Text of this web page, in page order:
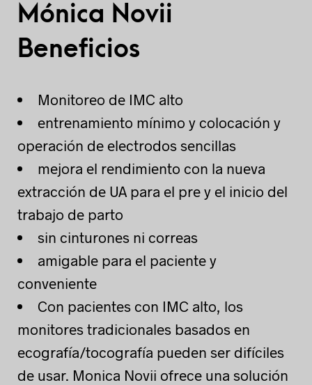
Mónica Novii
Beneficios
Monitoreo de IMC alto
entrenamiento mínimo y colocación y
operación de electrodos sencillas
mejora el rendimiento con la nueva
extracción de UA para el pre y el inicio del
trabajo de parto
sin cinturones ni correas
amigable para el paciente y
conveniente
Con pacientes con IMC alto, los
monitores tradicionales basados en
ecografía/tocografía pueden ser difíciles
de usar. Monica Novii ofrece una solución